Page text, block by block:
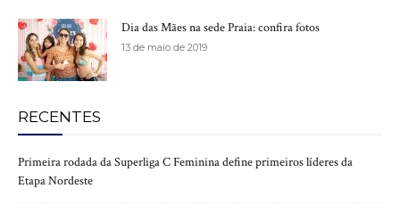
Dia das Mães na sede Praia: confira fotos
13 de maio de 2019
RECENTES
Primeira rodada da Superliga C Feminina define primeiros líderes da
Etapa Nordeste